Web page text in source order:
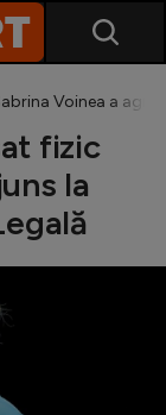
Voinea a
fizic
la